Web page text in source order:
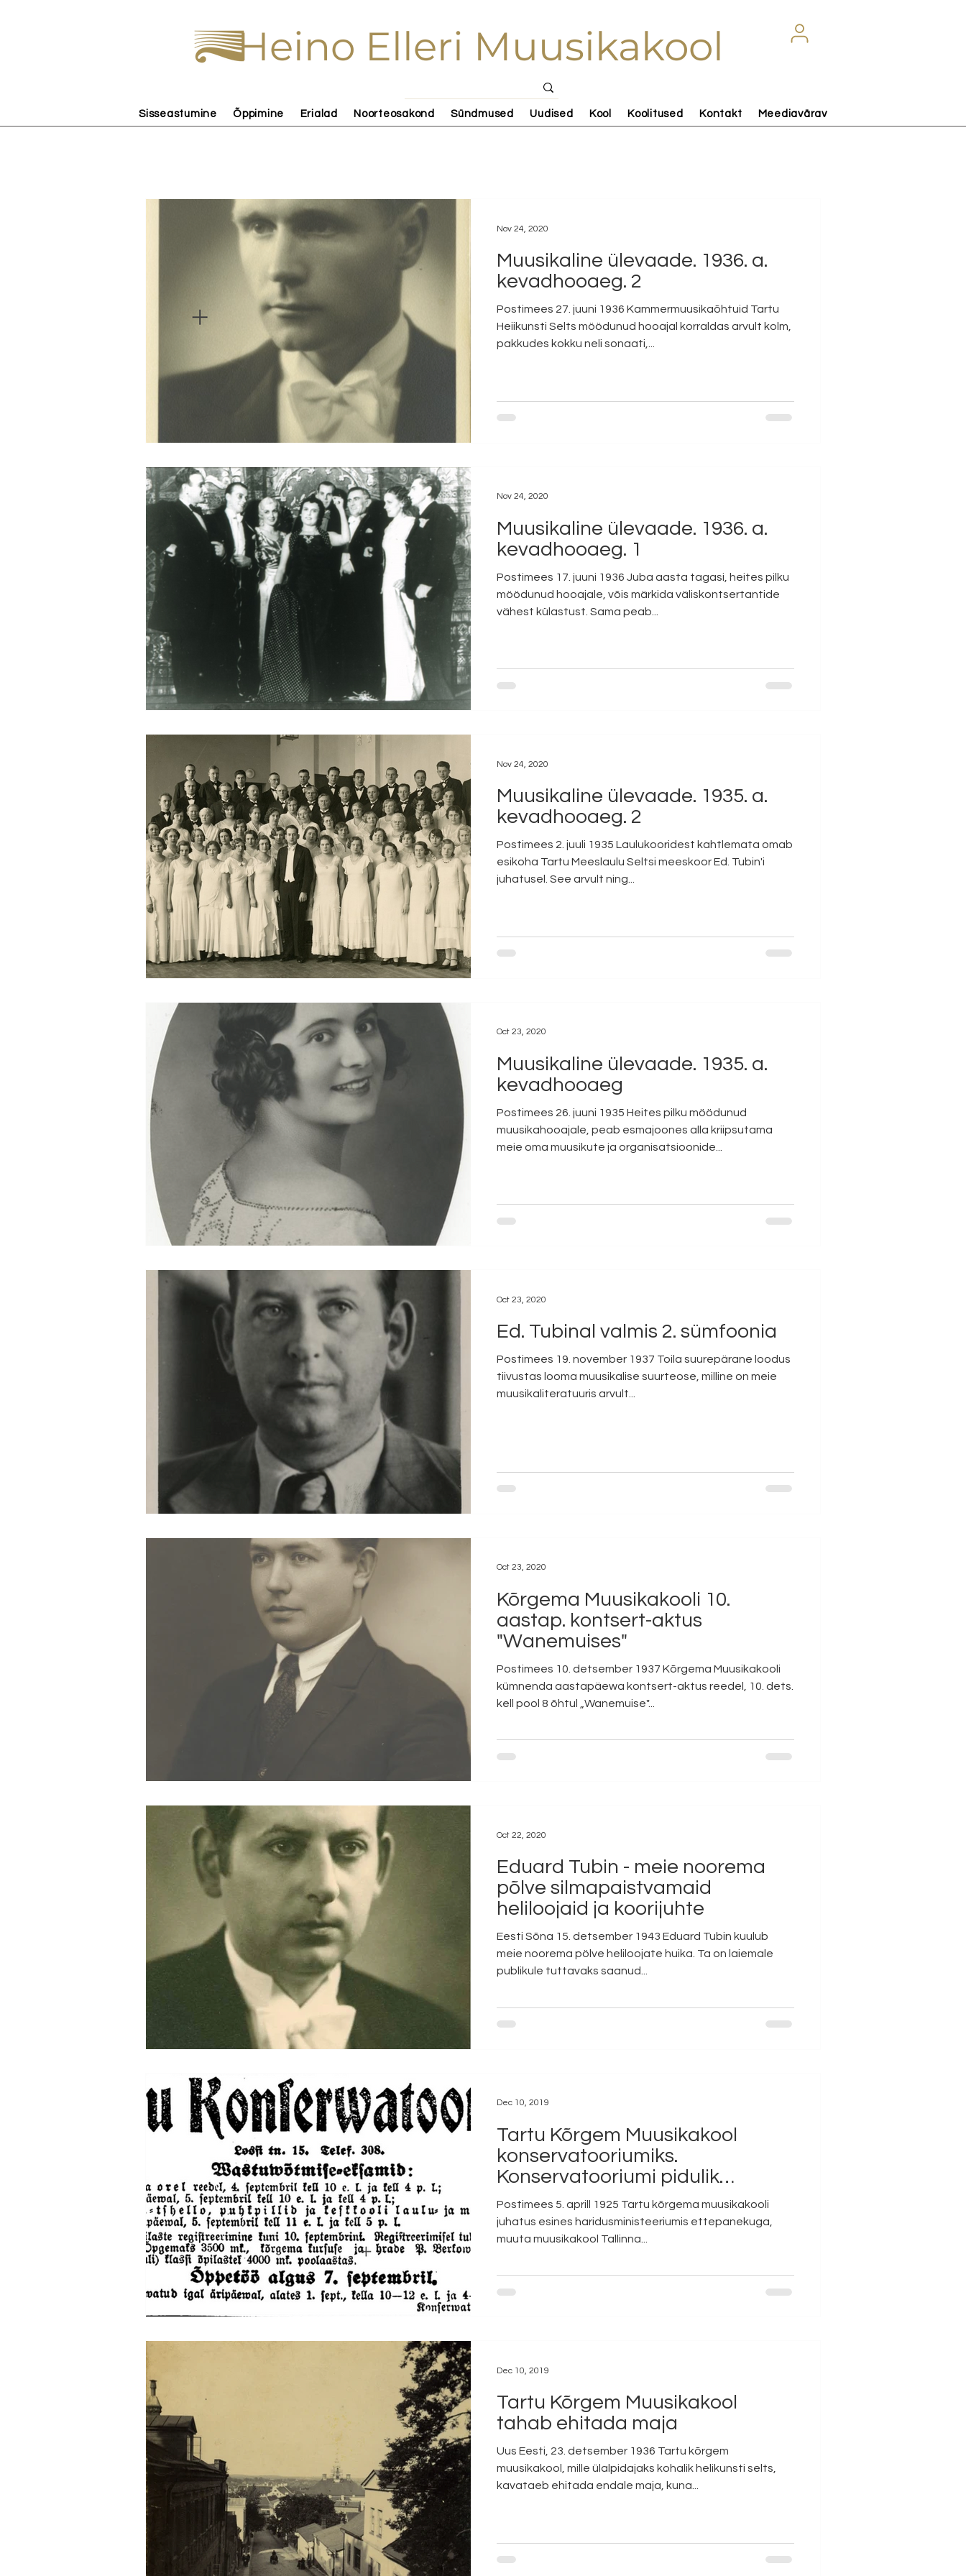
Heino Elleri Muusikakool
Sisseastumine Õppimine Erialad Noorteosakond Sündmused Uudised Kool Koolitused Kontakt Meediavärav
Muusikaline ülevaade. 1936. a.
kevadhooaeg. 2
Postimees 27. juuni 1936 Kammermuusikaõhtuid Tartu
Heiikunsti Selts möödunud hooajal korraldas arvult kolm,
pakkudes kokku neli sonaati,...
Nov 24, 2020
Muusikaline ülevaade. 1936. a.
kevadhooaeg. 1
Postimees 17. juuni 1936 Juba aasta tagasi, heites pilku
möödunud hooajale, võis märkida väliskontsertantide
vähest külastust. Sama peab...
Nov 24, 2020
Muusikaline ülevaade. 1935. a.
kevadhooaeg. 2
Postimees 2. juuli 1935 Laulukooridest kahtlemata omab
esikoha Tartu Meeslaulu Seltsi meeskoor Ed. Tubin'i
juhatusel. See arvult ning...
Nov 24, 2020
Muusikaline ülevaade. 1935. a.
kevadhooaeg
Postimees 26. juuni 1935 Heites pilku möödunud
muusikahooajale, peab esmajoones alla kriipsutama
meie oma muusikute ja organisatsioonide...
Oct 23, 2020
Ed. Tubinal valmis 2. sümfoonia
Postimees 19. november 1937 Toila suurepärane loodus
tiivustas looma muusikalise suurteose, milline on meie
muusikaliteratuuris arvult...
Oct 23, 2020
Kõrgema Muusikakooli 10.
aastap. kontsert-aktus
"Wanemuises"
Postimees 10. detsember 1937 Kõrgema Muusikakooli
kümnenda aastapäewa kontsert-aktus reedel, 10. dets.
kell pool 8 õhtul „Wanemuise"...
Oct 23, 2020
Eduard Tubin - meie noorema
põlve silmapaistvamaid
heliloojaid ja koorijuhte
Eesti Sõna 15. detsember 1943 Eduard Tubin kuulub
meie noorema pölve heliloojate huika. Ta on laiemale
publikule tuttavaks saanud...
Oct 22, 2020
Tartu Kõrgem Muusikakool
konservatooriumiks.
Konservatooriumi pidulik
avamine
Postimees 5. aprill 1925 Tartu kõrgema muusikakooli
juhatus esines haridusministeeriumis ettepanekuga,
muuta muusikakool Tallinna...
Dec 10, 2019
Tartu Kõrgem Muusikakool
tahab ehitada maja
Uus Eesti, 23. detsember 1936 Tartu kõrgem
muusikakool, mille ülalpidajaks kohalik helikunsti selts,
kavataeb ehitada endale maja, kuna...
Dec 10, 2019